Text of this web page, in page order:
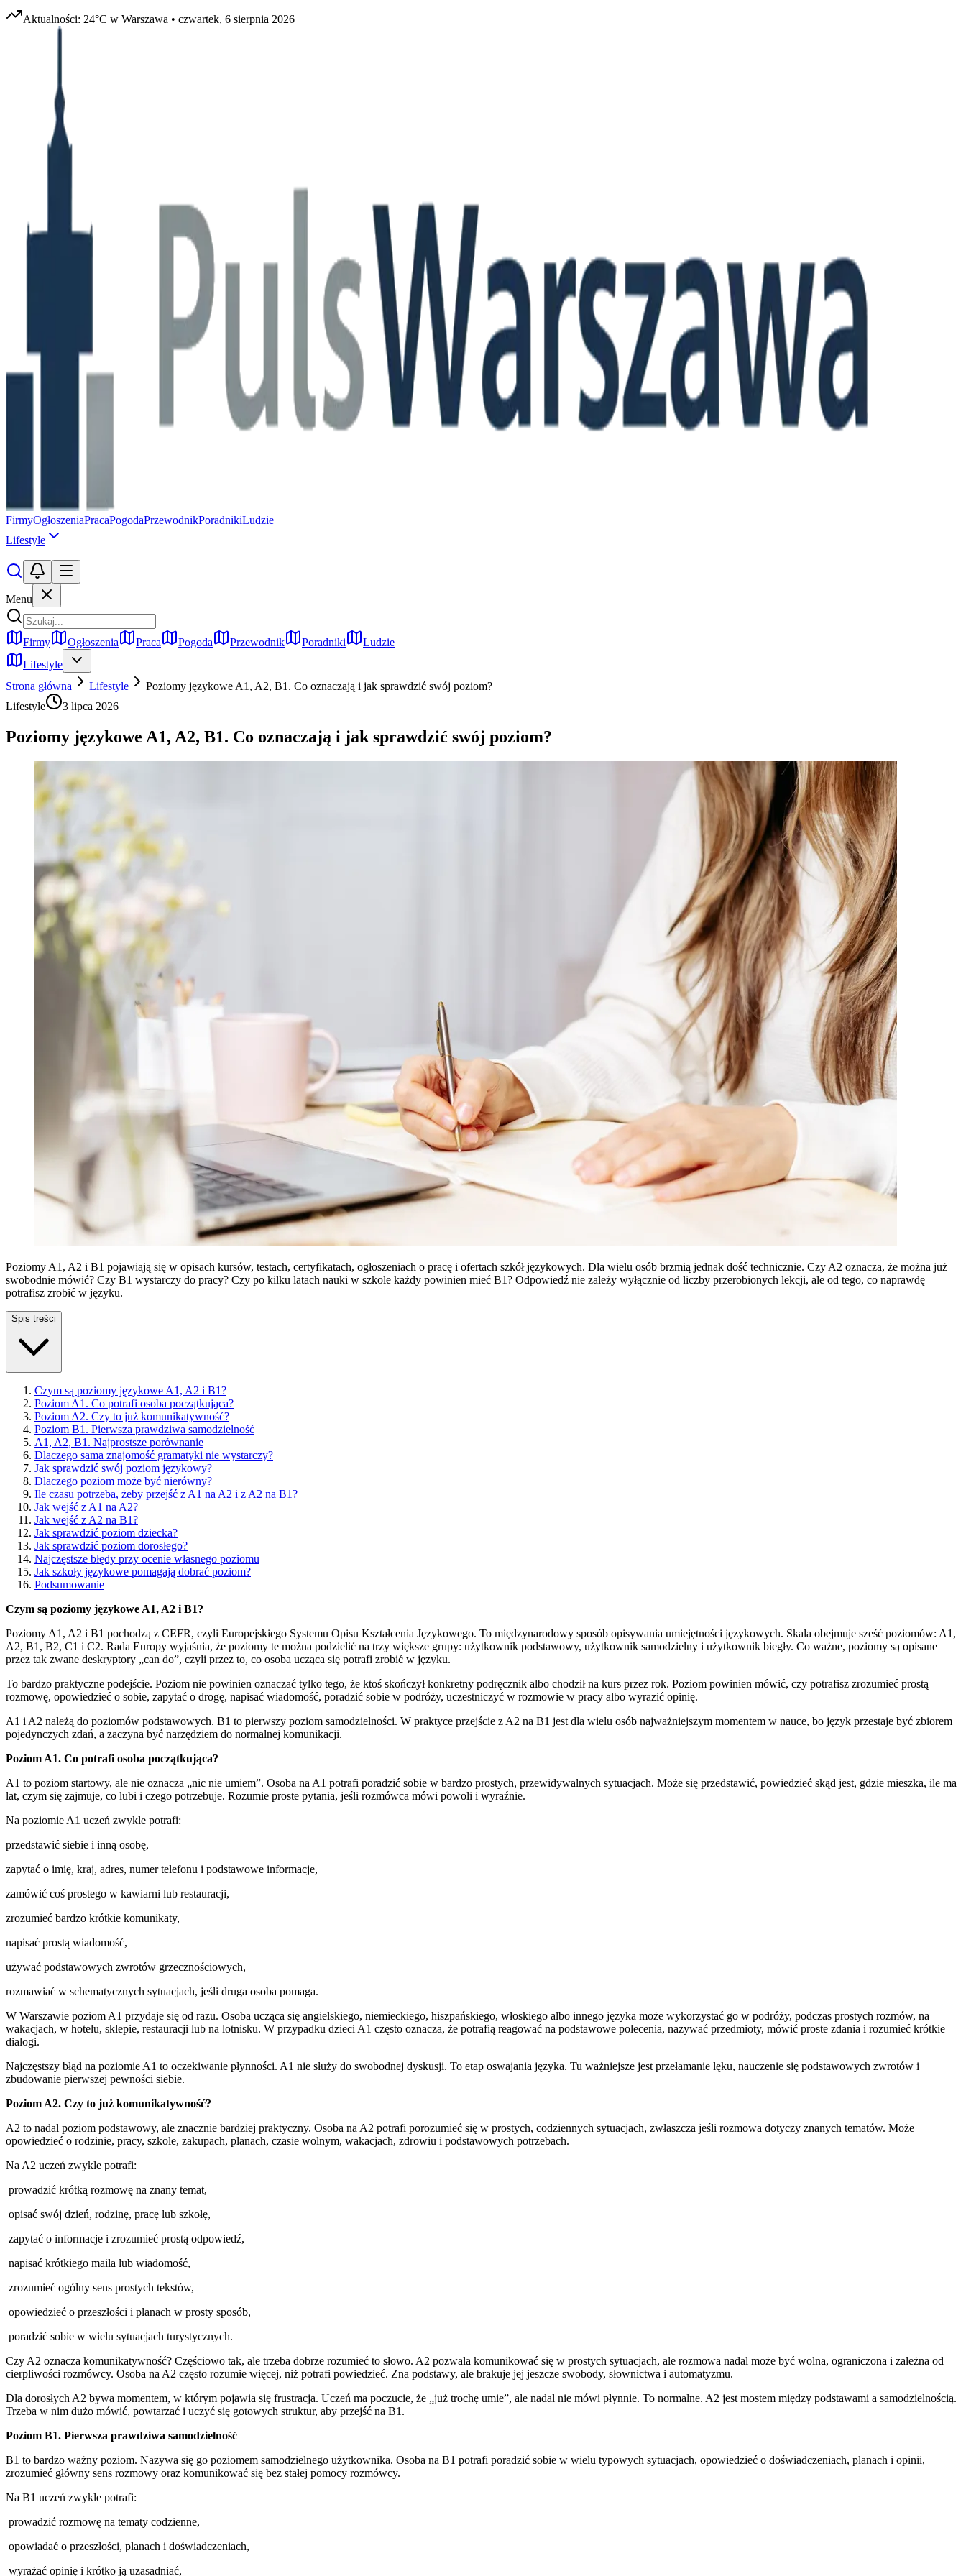
Aktualności: 24°C w Warszawa • czwartek, 6 sierpnia 2026
FirmyOgłoszeniaPracaPogodaPrzewodnikPoradnikiLudzie
Lifestyle
Menu
Firmy Ogłoszenia Praca Pogoda Przewodnik Poradniki
Ludzie
Lifestyle
Strona główna
Lifestyle
Poziomy językowe A1, A2, B1. Co oznaczają i jak sprawdzić swój poziom?
Lifestyle
3 lipca 2026
Poziomy językowe A1, A2, B1. Co oznaczają i jak sprawdzić swój poziom?
Poziomy A1, A2 i B1 pojawiają się w opisach kursów, testach, certyfikatach, ogłoszeniach o pracę i ofertach szkół językowych. Dla wielu osób brzmią jednak dość technicznie. Czy A2 oznacza, że można już
swobodnie mówić? Czy B1 wystarczy do pracy? Czy po kilku latach nauki w szkole każdy powinien mieć B1? Odpowiedź nie zależy wyłącznie od liczby przerobionych lekcji, ale od tego, co naprawdę
potrafisz zrobić w języku.
Spis treści
Czym są poziomy językowe A1, A2 i B1?
Poziom A1. Co potrafi osoba początkująca?
Poziom A2. Czy to już komunikatywność?
Poziom B1. Pierwsza prawdziwa samodzielność
A1, A2, B1. Najprostsze porównanie
Dlaczego sama znajomość gramatyki nie wystarczy?
Jak sprawdzić swój poziom językowy?
Dlaczego poziom może być nierówny?
Ile czasu potrzeba, żeby przejść z A1 na A2 i z A2 na B1?
Jak wejść z A1 na A2?
Jak wejść z A2 na B1?
Jak sprawdzić poziom dziecka?
Jak sprawdzić poziom dorosłego?
Najczęstsze błędy przy ocenie własnego poziomu
Jak szkoły językowe pomagają dobrać poziom?
Podsumowanie
Czym są poziomy językowe A1, A2 i B1?
Poziomy A1, A2 i B1 pochodzą z CEFR, czyli Europejskiego Systemu Opisu Kształcenia Językowego. To międzynarodowy sposób opisywania umiejętności językowych. Skala obejmuje sześć poziomów: A1,
A2, B1, B2, C1 i C2. Rada Europy wyjaśnia, że poziomy te można podzielić na trzy większe grupy: użytkownik podstawowy, użytkownik samodzielny i użytkownik biegły. Co ważne, poziomy są opisane
przez tak zwane deskryptory „can do”, czyli przez to, co osoba ucząca się potrafi zrobić w języku.
To bardzo praktyczne podejście. Poziom nie powinien oznaczać tylko tego, że ktoś skończył konkretny podręcznik albo chodził na kurs przez rok. Poziom powinien mówić, czy potrafisz zrozumieć prostą
rozmowę, opowiedzieć o sobie, zapytać o drogę, napisać wiadomość, poradzić sobie w podróży, uczestniczyć w rozmowie w pracy albo wyrazić opinię.
A1 i A2 należą do poziomów podstawowych. B1 to pierwszy poziom samodzielności. W praktyce przejście z A2 na B1 jest dla wielu osób najważniejszym momentem w nauce, bo język przestaje być zbiorem
pojedynczych zdań, a zaczyna być narzędziem do normalnej komunikacji.
Poziom A1. Co potrafi osoba początkująca?
A1 to poziom startowy, ale nie oznacza „nic nie umiem”. Osoba na A1 potrafi poradzić sobie w bardzo prostych, przewidywalnych sytuacjach. Może się przedstawić, powiedzieć skąd jest, gdzie mieszka, ile ma
lat, czym się zajmuje, co lubi i czego potrzebuje. Rozumie proste pytania, jeśli rozmówca mówi powoli i wyraźnie.
Na poziomie A1 uczeń zwykle potrafi:
przedstawić siebie i inną osobę,
zapytać o imię, kraj, adres, numer telefonu i podstawowe informacje,
zamówić coś prostego w kawiarni lub restauracji,
zrozumieć bardzo krótkie komunikaty,
napisać prostą wiadomość,
używać podstawowych zwrotów grzecznościowych,
rozmawiać w schematycznych sytuacjach, jeśli druga osoba pomaga.
W Warszawie poziom A1 przydaje się od razu. Osoba ucząca się angielskiego, niemieckiego, hiszpańskiego, włoskiego albo innego języka może wykorzystać go w podróży, podczas prostych rozmów, na
wakacjach, w hotelu, sklepie, restauracji lub na lotnisku. W przypadku dzieci A1 często oznacza, że potrafią reagować na podstawowe polecenia, nazywać przedmioty, mówić proste zdania i rozumieć krótkie
dialogi.
Najczęstszy błąd na poziomie A1 to oczekiwanie płynności. A1 nie służy do swobodnej dyskusji. To etap oswajania języka. Tu ważniejsze jest przełamanie lęku, nauczenie się podstawowych zwrotów i
zbudowanie pierwszej pewności siebie.
Poziom A2. Czy to już komunikatywność?
A2 to nadal poziom podstawowy, ale znacznie bardziej praktyczny. Osoba na A2 potrafi porozumieć się w prostych, codziennych sytuacjach, zwłaszcza jeśli rozmowa dotyczy znanych tematów. Może
opowiedzieć o rodzinie, pracy, szkole, zakupach, planach, czasie wolnym, wakacjach, zdrowiu i podstawowych potrzebach.
Na A2 uczeń zwykle potrafi:
prowadzić krótką rozmowę na znany temat,
opisać swój dzień, rodzinę, pracę lub szkołę,
zapytać o informacje i zrozumieć prostą odpowiedź,
napisać krótkiego maila lub wiadomość,
zrozumieć ogólny sens prostych tekstów,
opowiedzieć o przeszłości i planach w prosty sposób,
poradzić sobie w wielu sytuacjach turystycznych.
Czy A2 oznacza komunikatywność? Częściowo tak, ale trzeba dobrze rozumieć to słowo. A2 pozwala komunikować się w prostych sytuacjach, ale rozmowa nadal może być wolna, ograniczona i zależna od
cierpliwości rozmówcy. Osoba na A2 często rozumie więcej, niż potrafi powiedzieć. Zna podstawy, ale brakuje jej jeszcze swobody, słownictwa i automatyzmu.
Dla dorosłych A2 bywa momentem, w którym pojawia się frustracja. Uczeń ma poczucie, że „już trochę umie”, ale nadal nie mówi płynnie. To normalne. A2 jest mostem między podstawami a samodzielnością.
Trzeba w nim dużo mówić, powtarzać i uczyć się gotowych struktur, aby przejść na B1.
Poziom B1. Pierwsza prawdziwa samodzielność
B1 to bardzo ważny poziom. Nazywa się go poziomem samodzielnego użytkownika. Osoba na B1 potrafi poradzić sobie w wielu typowych sytuacjach, opowiedzieć o doświadczeniach, planach i opinii,
zrozumieć główny sens rozmowy oraz komunikować się bez stałej pomocy rozmówcy.
Na B1 uczeń zwykle potrafi:
prowadzić rozmowę na tematy codzienne,
opowiadać o przeszłości, planach i doświadczeniach,
wyrażać opinię i krótko ją uzasadniać,